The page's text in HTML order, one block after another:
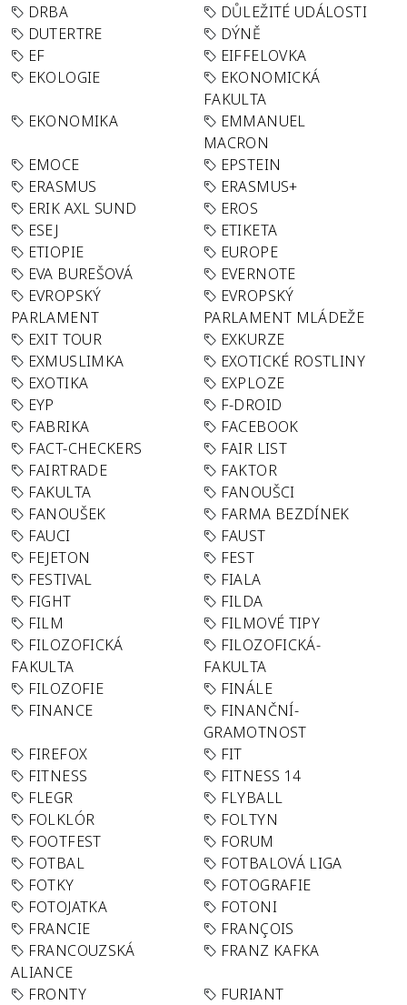
DRBA
DŮLEŽITÉ UDÁLOSTI
DUTERTRE
DÝNĚ
EF
EIFFELOVKA
EKOLOGIE
EKONOMICKÁ
FAKULTA
EKONOMIKA
EMMANUEL
MACRON
EMOCE
EPSTEIN
ERASMUS
ERASMUS+
ERIK AXL SUND
EROS
ESEJ
ETIKETA
ETIOPIE
EUROPE
EVA BUREŠOVÁ
EVERNOTE
EVROPSKÝ
PARLAMENT
EVROPSKÝ
PARLAMENT MLÁDEŽE
EXIT TOUR
EXKURZE
EXMUSLIMKA
EXOTICKÉ ROSTLINY
EXOTIKA
EXPLOZE
EYP
F-DROID
FABRIKA
FACEBOOK
FACT-CHECKERS
FAIR LIST
FAIRTRADE
FAKTOR
FAKULTA
FANOUŠCI
FANOUŠEK
FARMA BEZDÍNEK
FAUCI
FAUST
FEJETON
FEST
FESTIVAL
FIALA
FIGHT
FILDA
FILM
FILMOVÉ TIPY
FILOZOFICKÁ
FAKULTA
FILOZOFICKÁ-
FAKULTA
FILOZOFIE
FINÁLE
FINANCE
FINANČNÍ-
GRAMOTNOST
FIREFOX
FIT
FITNESS
FITNESS 14
FLEGR
FLYBALL
FOLKLÓR
FOLTYN
FOOTFEST
FORUM
FOTBAL
FOTBALOVÁ LIGA
FOTKY
FOTOGRAFIE
FOTOJATKA
FOTONI
FRANCIE
FRANÇOIS
FRANCOUZSKÁ
ALIANCE
FRANZ KAFKA
FRONTY
FURIANT